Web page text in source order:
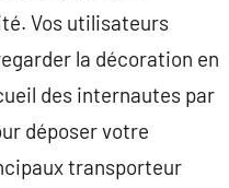
Vos utilisateurs
la décoration en
des internautes par
déposer votre
transporteur